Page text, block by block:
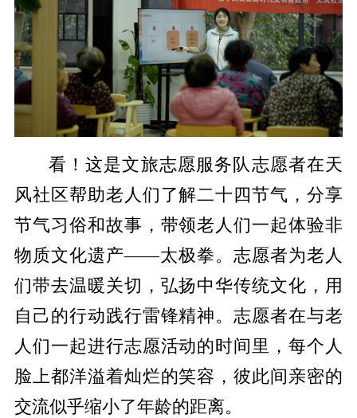
看！这是文旅志愿服务队志愿者在天
风社区帮助老人们了解二十四节气，分享
节气习俗和故事，带领老人们一起体验非
物质文化遗产——太极拳。志愿者为老人
们带去温暖关切，弘扬中华传统文化，用
自己的行动践行雷锋精神。志愿者在与老
人们一起进行志愿活动的时间里，每个人
脸上都洋溢着灿烂的笑容，彼此间亲密的
交流似乎缩小了年龄的距离。